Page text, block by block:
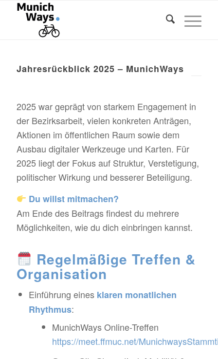
Jahresrückblick 2025 – MunichWays
2025 war geprägt von starkem Engagement in
der Bezirksarbeit, vielen konkreten Anträgen,
Aktionen im öffentlichen Raum sowie dem
Ausbau digitaler Werkzeuge und Karten. Für
2025 liegt der Fokus auf Struktur, Verstetigung,
politischer Wirkung und besserer Beteiligung.
Du willst mitmachen?
Am Ende des Beitrags findest du mehrere
Möglichkeiten, wie du dich einbringen kannst.
Regelmäßige Treffen &
Organisation
Einführung eines klaren monatlichen
Rhythmus:
MunichWays Online-Treffen
https://meet.ffmuc.net/